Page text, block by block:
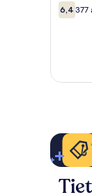
6.4
kautta
6,4 377